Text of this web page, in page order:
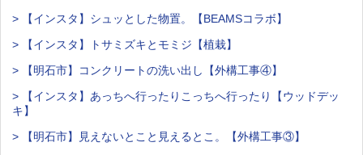
> 【インスタ】シュッとした物置。【BEAMSコラボ】
> 【インスタ】トサミズキとモミジ【植栽】
> 【明石市】コンクリートの洗い出し【外構工事④】
> 【インスタ】あっちへ行ったりこっちへ行ったり【ウッドデッ
キ】
> 【明石市】見えないとこと見えるとこ。【外構工事③】